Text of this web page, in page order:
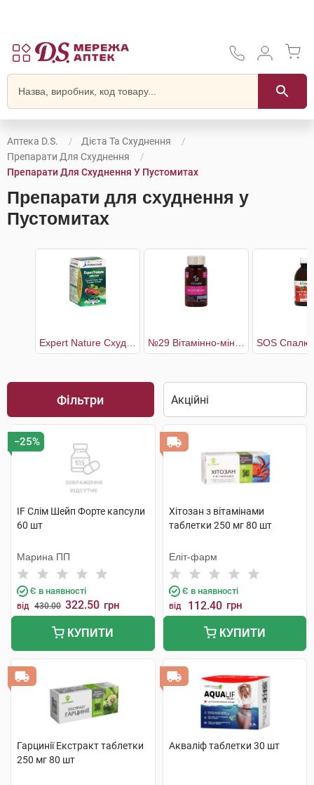
Аптека D.S.
Дієта Та Схуднення
Препарати Для Схуднення
Препарати Для Схуднення У Пустомитах
Препарати для схуднення у
Пустомитах
Фільтри
−25%
IF Слім Шейп Форте капсули
60 шт
Марина ПП
Є в наявності
від 430.00 322.50 грн
КУПИТИ
Хітозан з вітамінами
таблетки 250 мг 80 шт
Еліт-фарм
Є в наявності
від 112.40 грн
КУПИТИ
Гарцинії Екстракт таблетки
250 мг 80 шт
Акваліф таблетки 30 шт